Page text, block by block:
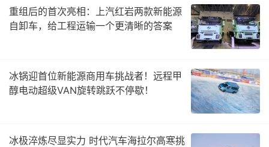
重组后的首次亮相：上汽红岩两款新能源
自卸车，给工程运输一个更清晰的答案
冰锅迎首位新能源商用车挑战者！远程甲
醇电动超级VAN旋转跳跃不停歇！
冰极淬炼尽显实力 时代汽车海拉尔高寒挑